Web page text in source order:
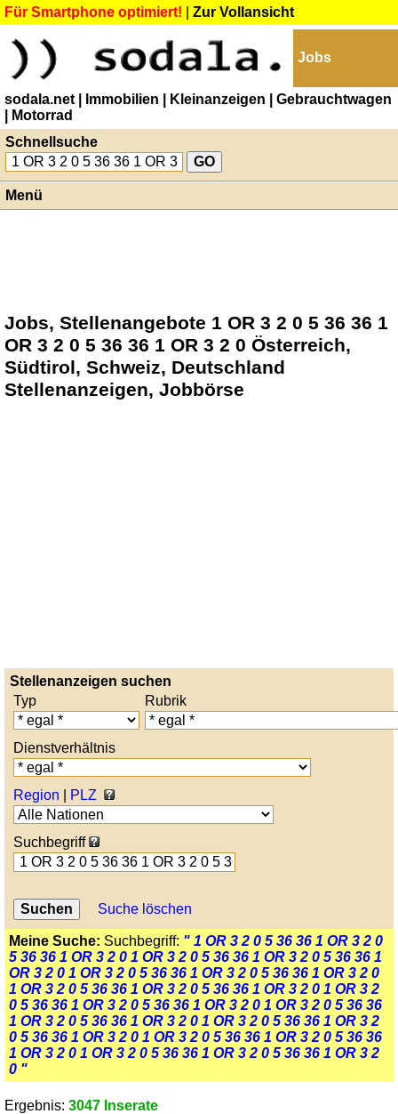
Für Smartphone optimiert! Zur Vollansicht
Jobs
sodala.net | Immobilien | Kleinanzeigen
| Gebrauchtwagen
| Motorrad
Schnellsuche
Menü
Jobs, Stellenangebote 1 OR 3 2 0 5 36 36 1
OR 3 2 0 5 36 36 1 OR 3 2 0 Österreich,
Südtirol, Schweiz, Deutschland
Stellenanzeigen, Jobbörse
Stellenanzeigen suchen
Typ
Rubrik
Dienstverhältnis
Region PLZ
Suchbegriff
Suche löschen
Meine Suche: Suchbegriff: " 1 OR 3 2 0 5 36 36 1 OR 3 2 0
5 36 36 1 OR 3 2 0 1 OR 3 2 0 5 36 36 1 OR 3 2 0 5 36 36 1
OR 3 2 0 1 OR 3 2 0 5 36 36 1 OR 3 2 0 5 36 36 1 OR 3 2 0
1 OR 3 2 0 5 36 36 1 OR 3 2 0 5 36 36 1 OR 3 2 0 1 OR 3 2
0 5 36 36 1 OR 3 2 0 5 36 36 1 OR 3 2 0 1 OR 3 2 0 5 36 36
1 OR 3 2 0 5 36 36 1 OR 3 2 0 1 OR 3 2 0 5 36 36 1 OR 3 2
0 5 36 36 1 OR 3 2 0 1 OR 3 2 0 5 36 36 1 OR 3 2 0 5 36 36
1 OR 3 2 0 1 OR 3 2 0 5 36 36 1 OR 3 2 0 5 36 36 1 OR 3 2
0 "
Ergebnis: 3047 Inserate